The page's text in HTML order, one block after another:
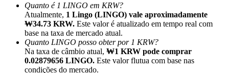
Indicação
Convide um amigo para receber recompensas em dinheiro
Quanto é 1 LINGO em KRW?
Atualmente, 1 Lingo (LINGO) vale aproximadamente
₩34.73 KRW. Este valor é atualizado em tempo real com
base na taxa de mercado atual.
Quanto LINGO posso obter por 1 KRW?
Na taxa de câmbio atual, ₩1 KRW pode comprar
0.02879656 LINGO. Este valor flutua com base nas
condições do mercado.